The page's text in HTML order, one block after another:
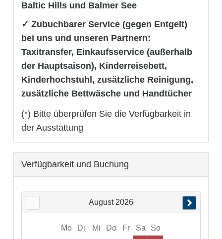
Baltic Hills und Balmer See
✓ Zubuchbarer Service (gegen Entgelt)
bei uns und unseren Partnern:
Taxitransfer, Einkaufsservice (außerhalb
der Hauptsaison), Kinderreisebett,
Kinderhochstuhl, zusätzliche Reinigung,
zusätzliche Bettwäsche und Handtücher
(*) Bitte überprüfen Sie die Verfügbarkeit in
der Ausstattung
Verfügbarkeit und Buchung